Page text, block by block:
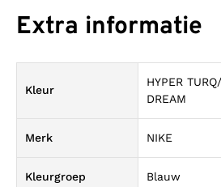
Extra informatie
Kleur
HYPER
DREAM
Merk NIKE
Kleurgroep Blauw